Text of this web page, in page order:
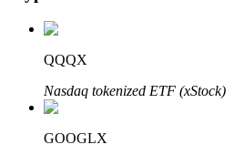
Automatyczna inwestycja
QQQX
Nasdaq tokenized ETF (xStock)
GOOGLX